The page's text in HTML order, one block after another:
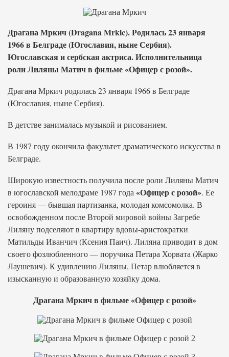
Драгана Мркич (Dragana Mrkic). Родилась 23 января
1966 в Белграде (Югославия, ныне Сербия).
Югославская и сербская актриса. Исполнительница
роли Лиляны Матич в фильме «Офицер с розой».
Драгана Мркич родилась 23 января 1966 в Белграде
(Югославия, ныне Сербия).
В детстве занималась музыкой и рисованием.
В 1987 году окончила факультет драматического искусства в
Белграде.
Широкую известность получила после роли Лиляны Матич
в югославской мелодраме 1987 года «Офицер с розой». Ее
героиня — бывшая партизанка, молодая комсомолка. В
освобожденном после Второй мировой войны Загребе
Лиляну подселяют в квартиру вдовы-аристократки
Матильды Иванчич (Ксения Паич). Лиляна приводит в дом
своего фозлюбленного — поручика Петара Хорвата (Жарко
Лаушевич). К удивлению Лиляны, Петар влюбляется в
изысканную и образованную хозяйку дома.
Драгана Мркич в фильме «Офицер с розой»